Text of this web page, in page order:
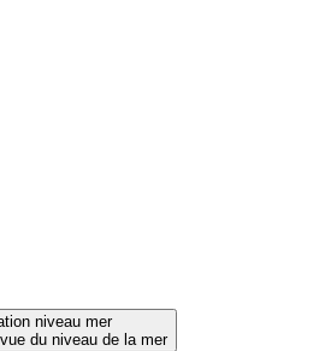
niveau mer
du niveau de la mer